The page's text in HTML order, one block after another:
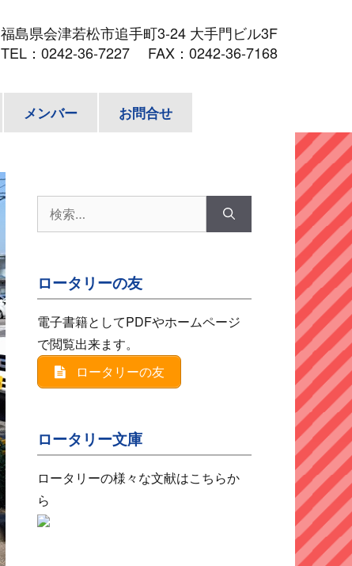
福島県会津若松市追手町3-24 大手門ビル3F
TEL： 0242-36-7227 FAX：0242-36-7168
メンバー お問合せ
索:
ロータリーの友
電子書籍としてPDFやホームページ
で閲覧出来ます。
ロータリーの友
ロータリー文庫
ロータリーの様々な文献はこちらか
ら